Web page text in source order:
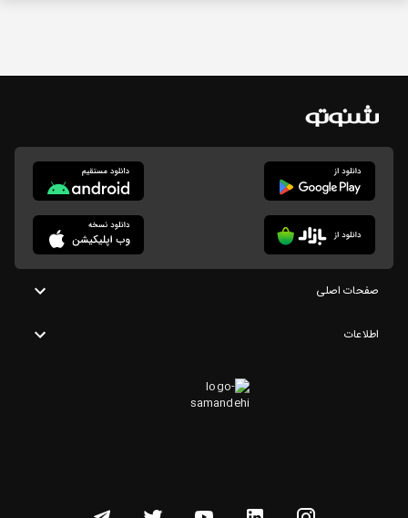
صفحات اصلی
اطلاعات